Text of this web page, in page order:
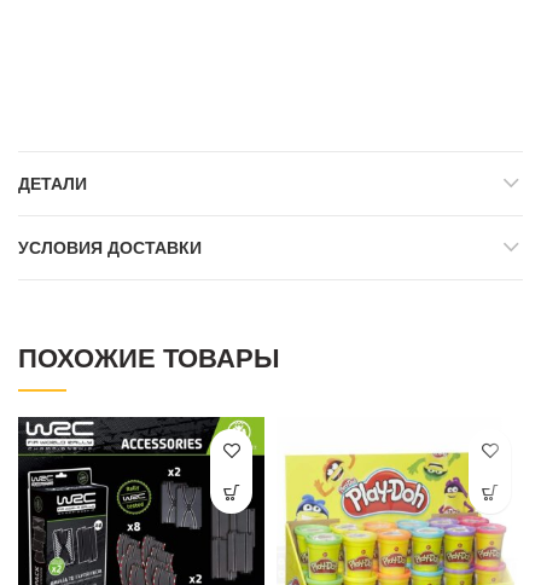
ДЕТАЛИ
УСЛОВИЯ ДОСТАВКИ
ПОХОЖИЕ ТОВАРЫ